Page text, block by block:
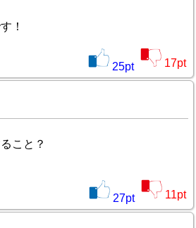
！
25pt 17pt
こと？
27pt 11pt